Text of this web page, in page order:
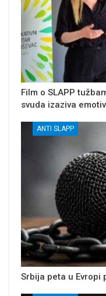
Film o SLAPP
svuda izaziva
ANTI SLAPP
Srbija peta u Evropi